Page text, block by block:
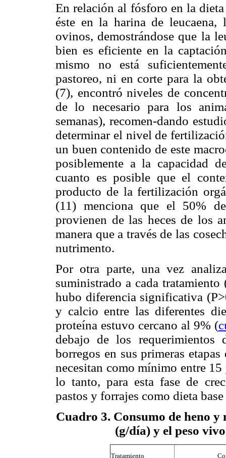
En relación al fósforo en la
éste en la harina de
ovinos, demostrándose que la
bien es eficiente en la
mismo no está
pastoreo, ni en corte para la
(7), encontró niveles de
de lo necesario para los
semanas), recomen-dando
determinar el nivel de
un buen contenido de este
posiblemente a la capacidad
cuanto es posible que el
producto de la fertilización
(11) menciona que el 50%
provienen de las heces de los
manera que a través de las
nutrimento.
Por otra parte, una vez
suministrado a cada tratamiento
hubo diferencia significativa
y calcio entre las diferentes
proteína estuvo cercano al 9% (
debajo de los requerimientos
borregos en sus primeras
necesitan como mínimo entre
lo tanto, para esta fase de
pastos y forrajes como dieta
Cuadro 3. Consumo de heno
(g/día) y el peso
Tratamiento